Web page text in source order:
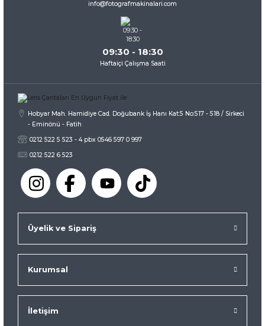
info@fotografmakinalari.com
09:30 - 18:30
Haftaiçi Çalışma Saati
Hobyar Mah. Hamidiye Cad. Doğubank İş Hanı Kat:5 No:517 - 518 / Sirkeci
- Eminönü - Fatih
0212 522 5 523 - 4 pbx 0546 597 0 997
0212 522 6 523
Üyelik ve Sipariş
Kurumsal
İletişim